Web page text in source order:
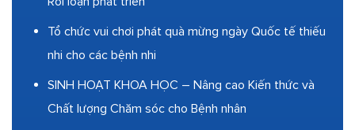
Tổ chức vui chơi phát quà mừng ngày Quốc tế thiếu
nhi cho các bệnh nhi
SINH HOẠT KHOA HỌC – Nâng cao Kiến thức và
Chất lượng Chăm sóc cho Bệnh nhân